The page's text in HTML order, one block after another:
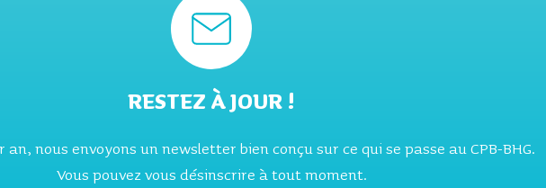
RESTEZ À JOUR !
an, nous envoyons un newsletter bien conçu sur ce qui se passe au CPB-BHG.
Vous pouvez vous désinscrire à tout moment.